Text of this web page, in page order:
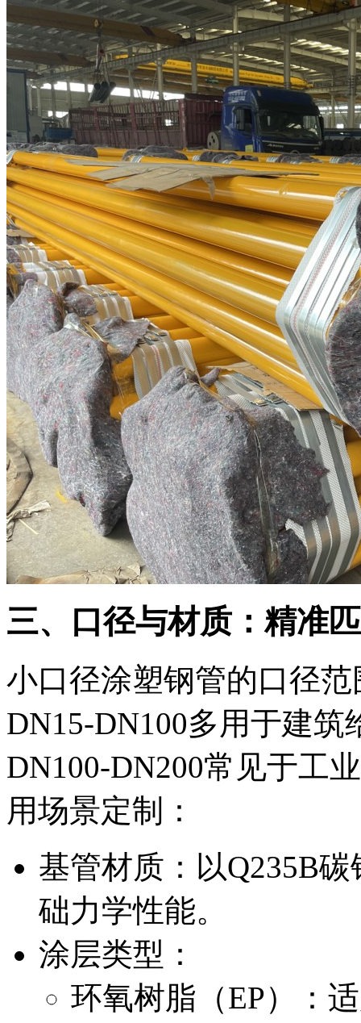
三、口径与材质：精准
小口径涂塑钢管的口径
DN15-DN100多用于建
DN100-DN200常见于工
用场景定制：
基管材质：以Q235B
础力学性能。
涂层类型：
环氧树脂（EP）：